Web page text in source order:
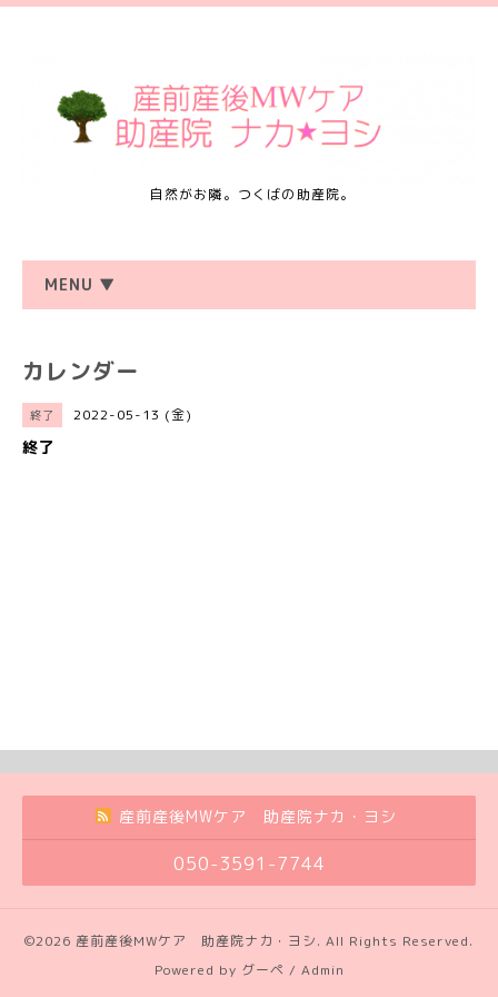
自然がお隣。つくばの助産院。
MENU ▼
カレンダー
終了 2022-05-13 (金)
終了
産前産後MWケア 助産院ナカ・ヨシ
050-3591-7744
©2026 産前産後MWケア 助産院ナカ・ヨシ. All Rights Reserved.
Powered by グーペ / Admin